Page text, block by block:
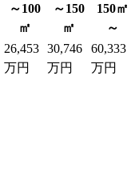
～100
㎡
～150
㎡
150㎡
～
26,453
万円
30,746
万円
60,333
万円